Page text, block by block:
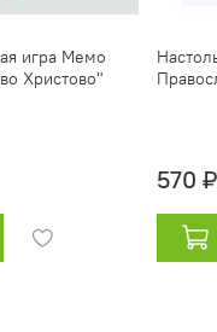
игра Мемо
Христово"
570 ₽